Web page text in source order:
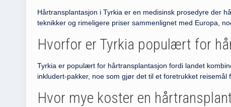
Hårtransplantasjon i Tyrkia er en medisinsk prosedyre der
teknikker og rimeligere priser sammenlignet med Europa,
Hvorfor er Tyrkia populært for
Tyrkia er populært for hårtransplantasjon fordi landet
inkludert-pakker, noe som gjør det til et foretrukket
Hvor mye koster en